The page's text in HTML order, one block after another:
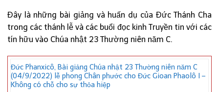
Đây là những bài giảng và huấn dụ của Đức Thánh Cha
trong các thánh lễ và các buổi đọc kinh Truyền tin với các
tín hữu vào Chúa nhật 23 Thường niên năm C.
Đức Phanxicô, Bài giảng Chúa nhật 23 Thường niên năm C
(04/9/2022) lễ phong Chân phước cho Đức Gioan Phaolô I –
Không có chỗ cho sự thỏa hiệp